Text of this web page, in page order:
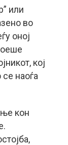
или
во
оној
кој
се наоѓа
кон